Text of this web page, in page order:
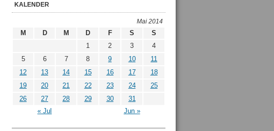
KALENDER
Mai 2014
M D M D F S S
« Jul Jun »
1 2 3
4
5
6 7 8 9 10
11
12
13 14 15 16 17
18
19
20 21 22 23 24
25
26
27 28 29 30 31